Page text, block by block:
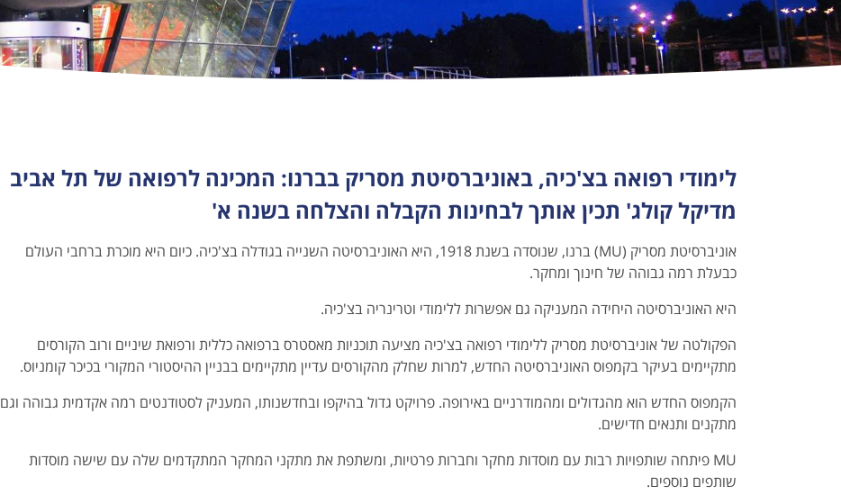
לימודי רפואה באוניברסיטת פוזנן
לימודי רפואה באוניברסיטת שצ’צ’ין
לימודי רפואה באוניברסיטת ספליט
לימודי רפואה באוניברסיטת פאביה
לימודי רפואה באוניברסיטת טורינו
לימודי רפואה בצ'כיה, באוניברסיטת מסריק בברנו: המכינה לרפואה של תל אביב
מדיקל קולג' תכין אותך לבחינות הקבלה והצלחה בשנה א'
אוניברסיטת מסריק (MU) ברנו, שנוסדה בשנת 1918, היא האוניברסיטה השנייה בגודלה בצ'כיה. כיום היא מוכרת ברחבי העולם
כבעלת רמה גבוהה של חינוך ומחקר.
היא האוניברסיטה היחידה המעניקה גם אפשרות ללימודי וטרינריה בצ'כיה.
הפקולטה של אוניברסיטת מסריק ללימודי רפואה בצ'כיה מציעה תוכניות מאסטרס ברפואה כללית ורפואת שיניים ורוב הקורסים
מתקיימים בעיקר בקמפוס האוניברסיטה החדש, למרות שחלק מהקורסים עדיין מתקיימים בבניין ההיסטורי המקורי בכיכר קומניוס.
הקמפוס החדש הוא מהגדולים ומהמודרניים באירופה. פרויקט גדול בהיקפו ובחדשנותו, המעניק לסטודנטים רמה אקדמית גבוהה וגם
מתקנים ותנאים חדישים.
MU פיתחה שותפויות רבות עם מוסדות מחקר וחברות פרטיות, ומשתפת את מתקני המחקר המתקדמים שלה עם שישה מוסדות
שותפים נוספים.